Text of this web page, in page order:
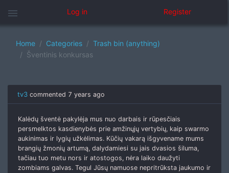
menu Log in Register
Home Categories
Trash bin (anything)
Šventinis konkursas
tv3 commented 7 years ago
Kalėdų šventė pakylėja mus nuo darbais ir rūpesčiais
persmelktos kasdienybės prie amžinųjų vertybių, kaip swarmo
aukinimas ir lygių užkėlimas. Kūčių vakarą išgyvename mums
brangių žmonių artumą, dalydamiesi su jais dvasios šiluma,
tačiau tuo metu nors ir atostogos, nėra laiko daužyti
zombiams galvas. Tegul Jūsų namuose nepritrūksta jaukumo ir